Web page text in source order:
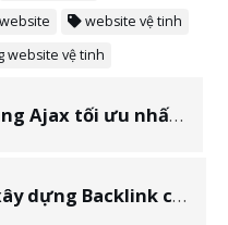
website
website vệ tinh
website vệ tinh
tối ưu nhất cho website
Backlink là gì? Làm sao xây dựng Backlink chất lượng?